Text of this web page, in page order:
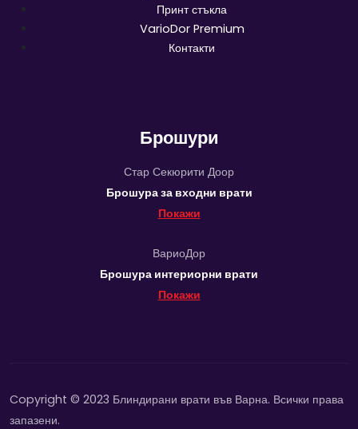
Принт стъкла
VarioDor Premium
Контакти
Брошури
Стар Секюрити Доор
Брошура за входни врати
Покажи
ВариоДор
Брошура интериорни врати
Покажи
Copyright © 2023 Блиндирани врати във Варна. Всички права
запазени.